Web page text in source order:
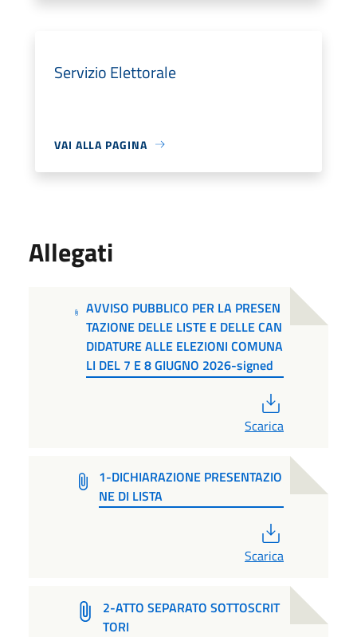
Servizio Elettorale
VAI ALLA PAGINA
Allegati
AVVISO PUBBLICO PER LA PRESEN
TAZIONE DELLE LISTE E DELLE CAN
DIDATURE ALLE ELEZIONI COMUNA
LI DEL 7 E 8 GIUGNO 2026-signed
Scarica
1-DICHIARAZIONE PRESENTAZIO
NE DI LISTA
Scarica
2-ATTO SEPARATO SOTTOSCRIT
TORI